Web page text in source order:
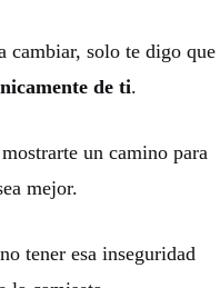
cambiar, solo te digo que
de ti.
un camino para
mejor.
tener esa inseguridad